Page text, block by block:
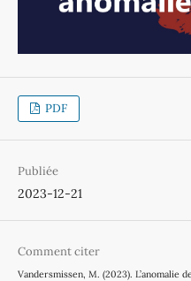
PDF
Publiée
2023-12-21
Comment citer
Vandersmissen, M. (2023). L’anomalie